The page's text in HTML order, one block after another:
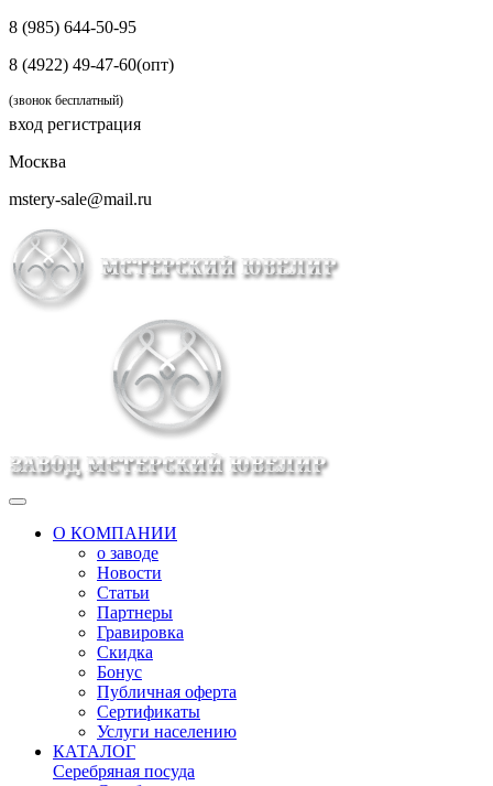
8 (985) 644-50-95
8 (4922) 49-47-60(опт)
(звонок бесплатный)
вход регистрация
Москва
mstery-sale@mail.ru
О КОМПАНИИ
о заводе
Новости
Статьи
Партнеры
Гравировка
Скидка
Бонус
Публичная оферта
Сертификаты
Услуги населению
КАТАЛОГ
Серебряная посуда